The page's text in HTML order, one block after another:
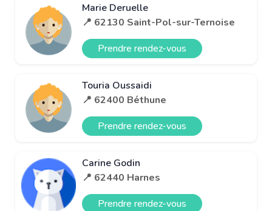
Marie Deruelle
📍 62130 Saint-Pol-sur-Ternoise
Prendre rendez-vous
Touria Oussaidi
📍 62400 Béthune
Prendre rendez-vous
Carine Godin
📍 62440 Harnes
Prendre rendez-vous